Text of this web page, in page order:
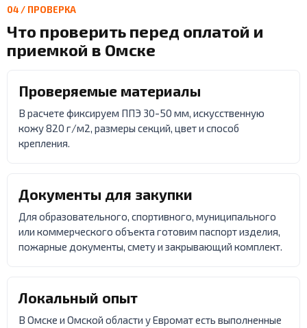
04 / ПРОВЕРКА
Что проверить перед оплатой и
приемкой в Омске
Проверяемые материалы
В расчете фиксируем ППЭ 30-50 мм, искусственную
кожу 820 г/м2, размеры секций, цвет и способ
крепления.
Документы для закупки
Для образовательного, спортивного, муниципального
или коммерческого объекта готовим паспорт изделия,
пожарные документы, смету и закрывающий комплект.
Локальный опыт
В Омске и Омской области у Евромат есть выполненные